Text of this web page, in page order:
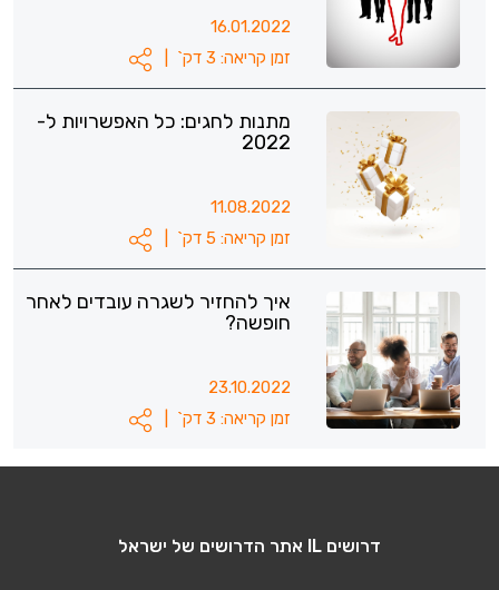
16.01.2022
זמן קריאה: 3 דק`
מתנות לחגים: כל האפשרויות ל-
2022
11.08.2022
זמן קריאה: 5 דק`
איך להחזיר לשגרה עובדים לאחר
חופשה?
23.10.2022
זמן קריאה: 3 דק`
דרושים IL אתר הדרושים של ישראל